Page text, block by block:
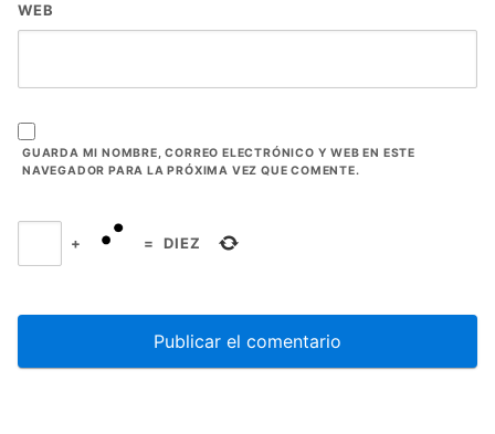
WEB
GUARDA MI NOMBRE, CORREO ELECTRÓNICO Y WEB EN ESTE
NAVEGADOR PARA LA PRÓXIMA VEZ QUE COMENTE.
+ = DIEZ